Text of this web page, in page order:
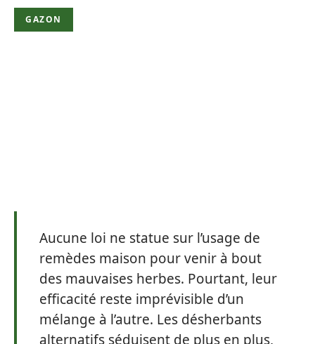
GAZON
Aucune loi ne statue sur l’usage de
remèdes maison pour venir à bout
des mauvaises herbes. Pourtant, leur
efficacité reste imprévisible d’un
mélange à l’autre. Les désherbants
alternatifs séduisent de plus en plus,